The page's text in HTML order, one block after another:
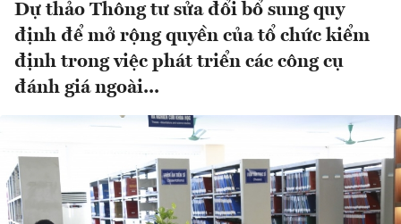
Dự thảo Thông tư sửa đổi bổ sung quy
định để mở rộng quyền của tổ chức kiểm
định trong việc phát triển các công cụ
đánh giá ngoài...